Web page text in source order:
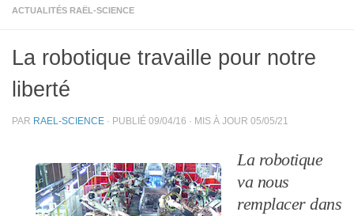
ACTUALITÉS RAËL-SCIENCE
La robotique travaille pour notre
liberté
PAR RAEL-SCIENCE · PUBLIÉ 09/04/16 · MIS À JOUR 05/05/21
La robotique
va nous
remplacer dans